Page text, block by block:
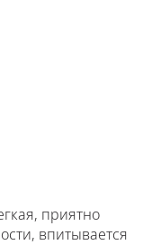
приятно
впитывается